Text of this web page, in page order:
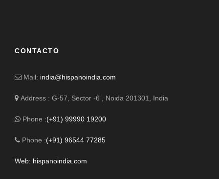
CONTACTO
Mail: india@hispanoindia.com
Address : G-57, Sector -6 , Noida 201301, India
Phone :(+91) 99990 19200
Phone :(+91) 96544 77285
Web: hispanoindia.com